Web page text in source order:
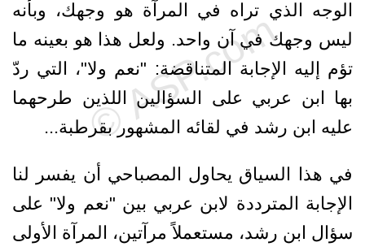
الوجه الذي تراه في المرآة هو وجهك، وبأنه
ليس وجهك في آن واحد. ولعل هذا هو بعينه ما
تؤم إليه الإجابة المتناقضة: "نعم ولا"، التي ردّ
بها ابن عربي على السؤالين اللذين طرحهما
عليه ابن رشد في لقائه المشهور بقرطبة...
في هذا السياق يحاول المصباحي أن يفسر لنا
الإجابة المترددة لابن عربي بين "نعم ولا" على
سؤال ابن رشد، مستعملاً مرآتين، المرآة الأولى